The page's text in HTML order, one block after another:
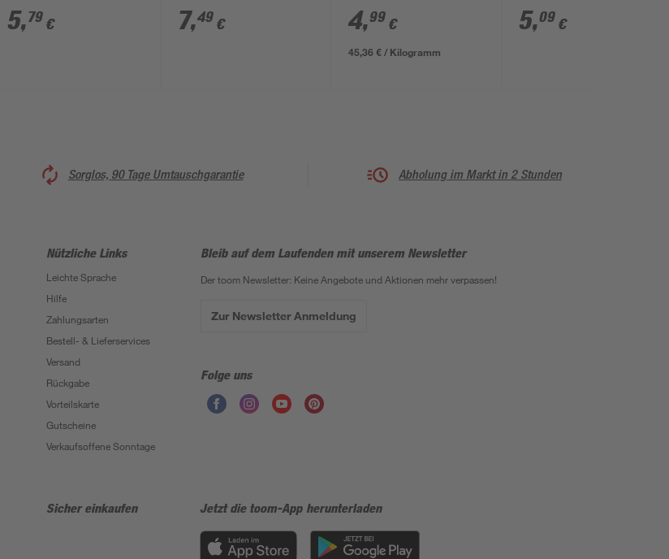
5,79 €
verzinkt gehärtet 1,4 x
45 mm 200 Stück
7,49 € 4,99 €
45,36 € / Kilogramm
5,09 €
Sorglos, 90 Tage Umtauschgarantie Abholung im Markt in 2 Stunden
Nützliche Links
Leichte Sprache
Hilfe
Zahlungsarten
Bestell- & Lieferservices
Versand
Rückgabe
Vorteilskarte
Gutscheine
Verkaufsoffene Sonntage
Bleib auf dem Laufenden mit unserem Newsletter
Der toom Newsletter: Keine Angebote und Aktionen mehr verpassen!
Zur Newsletter Anmeldung
Folge uns
Sicher einkaufen Jetzt die toom-App herunterladen